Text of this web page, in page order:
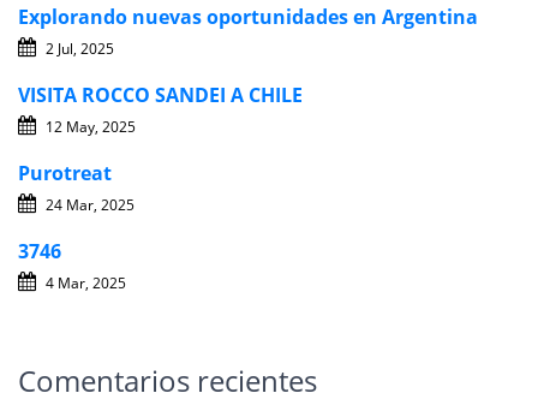
Explorando nuevas oportunidades en Argentina
2 Jul, 2025
VISITA ROCCO SANDEI A CHILE
12 May, 2025
Purotreat
24 Mar, 2025
3746
4 Mar, 2025
Comentarios recientes